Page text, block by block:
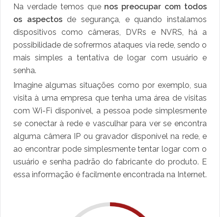
Na verdade temos que nos preocupar com todos
os aspectosde segurança, e quando instalamos
dispositivos como câmeras, DVRs e NVRS, há a
possibilidade de sofrermos ataques via rede, sendo o
mais simples a tentativa de logar com usuário e
senha.
​Imagine algumas situações como por exemplo, sua
visita à uma empresa que tenha uma área de visitas
com Wi-Fi disponível, a pessoa pode simplesmente
se conectar à rede e vasculhar para ver se encontra
alguma câmera IP ou gravador disponível na rede, e
ao encontrar pode simplesmente tentar logar com o
usuário e senha padrão do fabricante do produto. E
essa informação é facilmente encontrada na Internet.